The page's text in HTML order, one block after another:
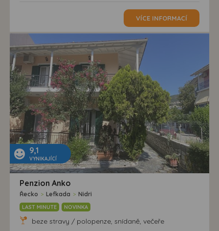
VÍCE INFORMACÍ
9,1
VYNIKAJÍCÍ
Penzion Anko
Řecko > Lefkada > Nidri
LAST MINUTE NOVINKA
beze stravy / polopenze, snídaně, večeře